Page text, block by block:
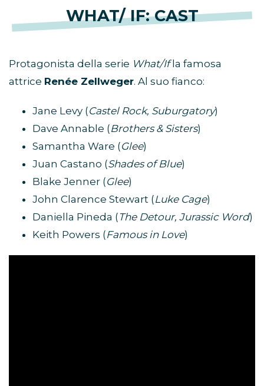
WHAT/ IF: CAST
Protagonista della serie What/Ifla famosa
attrice Renée Zellweger. Al suo fianco:
Jane Levy (Castel Rock, Suburgatory)
Dave Annable (Brothers & Sisters)
Samantha Ware (Glee)
Juan Castano (Shades of Blue)
Blake Jenner (Glee)
John Clarence Stewart (Luke Cage)
Daniella Pineda ( The Detour, Jurassic Word)
Keith Powers (Famous in Love)